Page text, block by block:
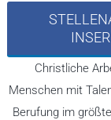
Christliche
Menschen mit
Berufung im